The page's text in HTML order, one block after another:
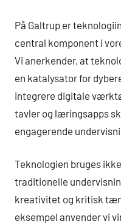
På Galtrup er
central komponent i
Vi anerkender, at
en katalysator for
integrere digitale
tavler og læringsapps
engagerende
Teknologien bruges
traditionelle
kreativitet og kritisk
eksempel anvender vi